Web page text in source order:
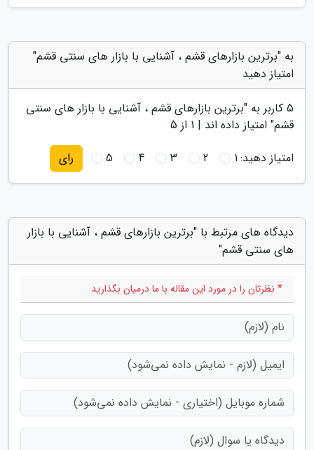
به "برترین بازارهای قشم ، آشنایی با بازار های سنتی قشم"
امتیاز دهید
5 کاربر به "برترین بازارهای قشم ، آشنایی با بازار های سنتی
قشم" امتیاز داده اند | 1 از 5
امتیاز دهید:1
2
3
4
5 رای
دیدگاه های مرتبط با "برترین بازارهای قشم ، آشنایی با بازار
های سنتی قشم"
* نظرتان را در مورد این مقاله با ما درمیان بگذارید